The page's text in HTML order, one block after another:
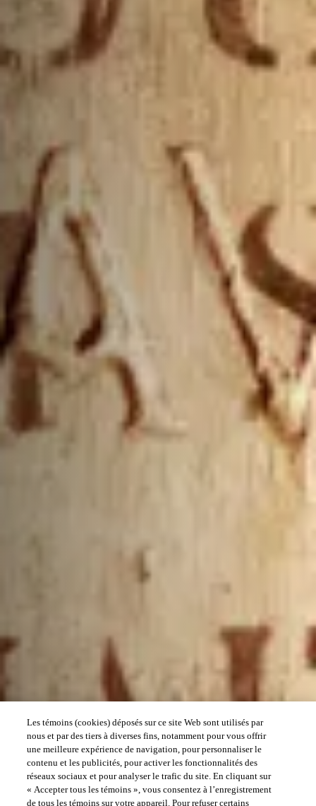
Les témoins (cookies) déposés sur ce site Web sont utilisés par
nous et par des tiers à diverses fins, notamment pour vous offrir
une meilleure expérience de navigation, pour personnaliser le
contenu et les publicités, pour activer les fonctionnalités des
réseaux sociaux et pour analyser le trafic du site. En cliquant sur
« Accepter tous les témoins », vous consentez à l’enregistrement
de tous les témoins sur votre appareil. Pour refuser certains